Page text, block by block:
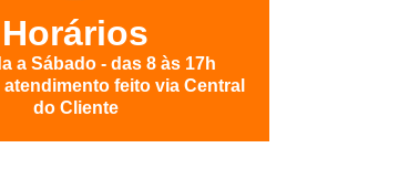
Horários
a Sábado - das 8 às 17h
feito via Central
do Cliente